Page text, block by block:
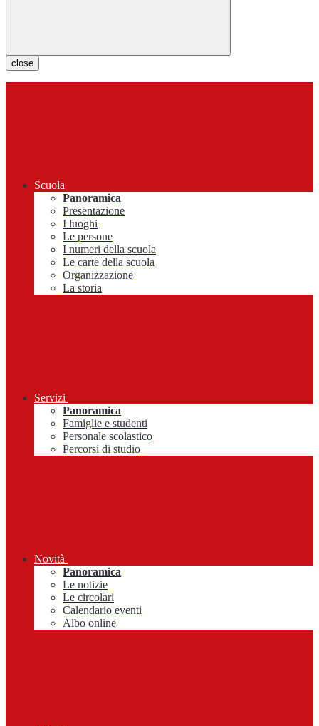
close
Scuola
Panoramica
Presentazione
I luoghi
Le persone
I numeri della scuola
Le carte della scuola
Organizzazione
La storia
Servizi
Panoramica
Famiglie e studenti
Personale scolastico
Percorsi di studio
Novità
Panoramica
Le notizie
Le circolari
Calendario eventi
Albo online